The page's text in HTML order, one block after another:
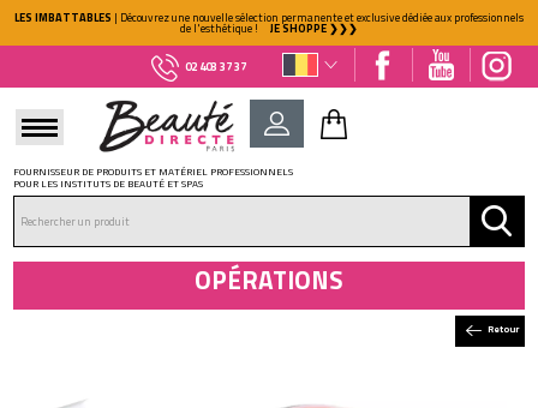
LES IMBATTABLES | Découvrez une nouvelle sélection permanente et exclusive dédiée aux professionnels
de l'esthétique ! JE SHOPPE ❯❯❯
02 403 37 37
FOURNISSEUR DE PRODUITS ET MATÉRIEL PROFESSIONNELS
POUR LES INSTITUTS DE BEAUTÉ ET SPAS
Retour
OPÉRATIONS